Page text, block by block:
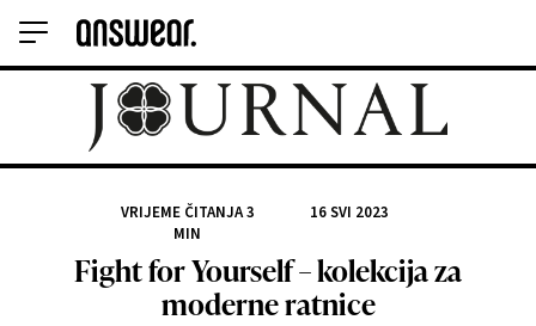
VRIJEME ČITANJA3
MIN
16 SVI 2023
Fight for Yourself – kolekcija za
moderne ratnice